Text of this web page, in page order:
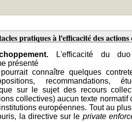
pratiques à l'efficacité des actions
L'efficacité du duo
présenté
connaître quelques
recommandations,
sur le sujet des recours
collectives) aucun texte normatif
européennes. Tout au
la directive sur le private